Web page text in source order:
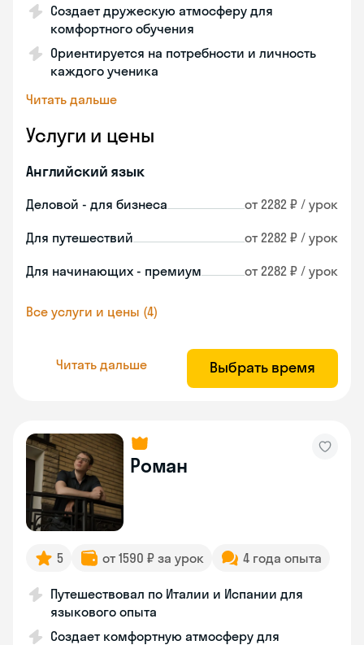
Создает дружескую атмосферу для
комфортного обучения
Ориентируется на потребности и личность
каждого ученика
Читать дальше
Услуги и цены
Английский язык
Деловой - для бизнеса от 2282 ₽ / урок
Для путешествий от 2282 ₽ / урок
Для начинающих - премиум от 2282 ₽ / урок
Все услуги и цены (4)
Читать дальше Выбрать время
Роман
5 от 1590 ₽ за урок 4 года опыта
Путешествовал по Италии и Испании для
языкового опыта
Создает комфортную атмосферу для